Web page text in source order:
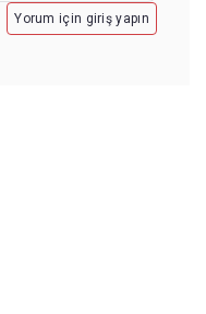
Yorum için giriş yapın